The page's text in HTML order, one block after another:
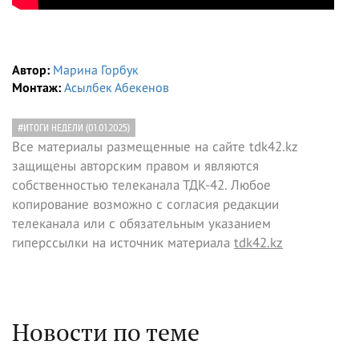
Автор: Марина Горбук
Монтаж: Асылбек Абекенов
#ИТОГИ НЕДЕЛИ (01.01.2025)
Все материалы размещенные на сайте tdk42.kz
защищены авторским правом и являются
собственностью телеканала ТДК-42. Любое
копирование возможно с согласия редакции
телеканала или с обязательным указанием
гиперссылки на источник материала tdk42.kz
Новости по теме